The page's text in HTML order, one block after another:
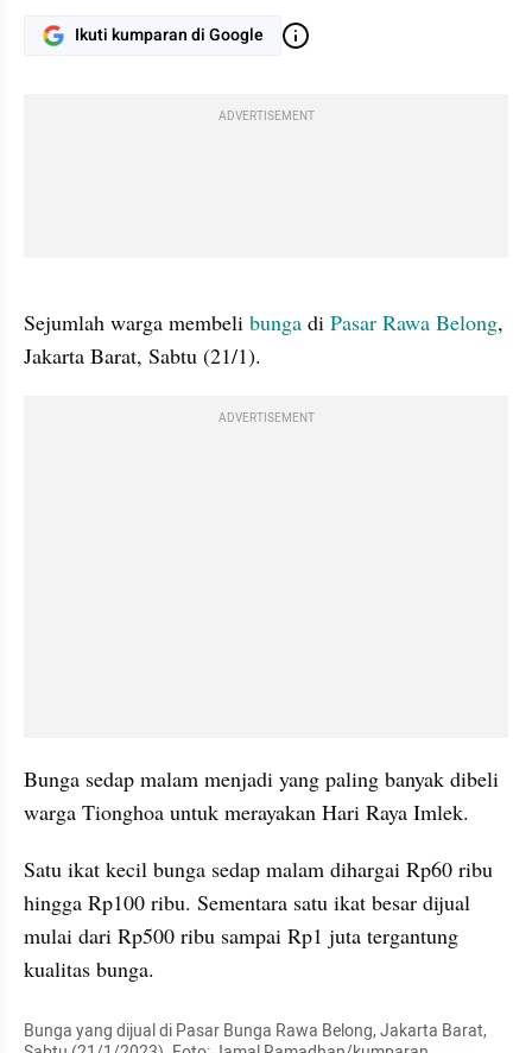
Ikuti kumparan di Google
ADVERTISEMENT
Sejumlah warga membeli bunga di Pasar Rawa Belong,
Jakarta Barat, Sabtu (21/1).
ADVERTISEMENT
Bunga sedap malam menjadi yang paling banyak dibeli
warga Tionghoa untuk merayakan Hari Raya Imlek.
Satu ikat kecil bunga sedap malam dihargai Rp60 ribu
hingga Rp100 ribu. Sementara satu ikat besar dijual
mulai dari Rp500 ribu sampai Rp1 juta tergantung
kualitas bunga.
Bunga yang dijual di Pasar Bunga Rawa Belong, Jakarta Barat,